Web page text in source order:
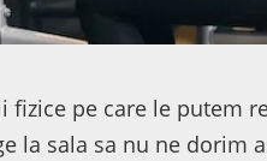
pe care le putem
la sala sa nu ne dorim